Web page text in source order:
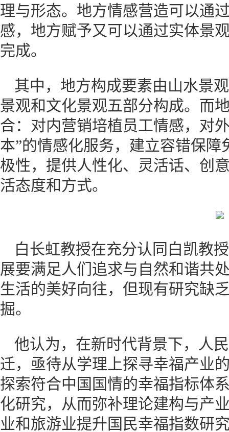
理与形态。地方情感营造可以通
感，地方赋予又可以通过实体景
完成。
其中，地方构成要素由山水景
景观和文化景观五部分构成。而
合：对内营销培植员工情感，对
本”的情感化服务，建立容错保
极性，提供人性化、灵活话、创
活态度和方式。
白长虹教授在充分认同白凯教
展要满足人们追求与自然和谐共
生活的美好向往，但现有研究缺
掘。
他认为，在新时代背景下，人
迁，亟待从学理上探寻幸福产业
探索符合中国国情的幸福指标体
化研究，从而弥补理论建构与产
业和旅游业提升国民幸福指数研